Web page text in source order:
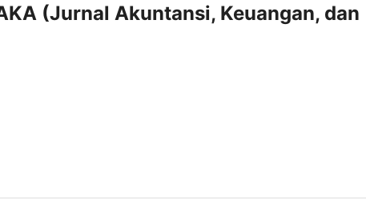
(Jurnal Akuntansi, Keuangan, dan